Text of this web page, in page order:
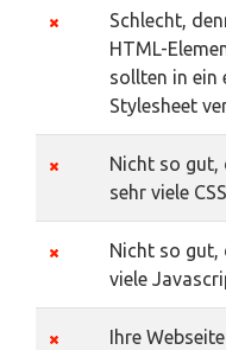
Schlecht,
HTML-
sollten in ein
Stylesheet
Nicht so gut,
sehr viele
Nicht so gut,
viele
Ihre